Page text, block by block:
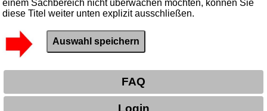
einem Sachbereich nicht überwachen möchten, können Sie
diese Titel weiter unten explizit ausschließen.
FAQ
Login